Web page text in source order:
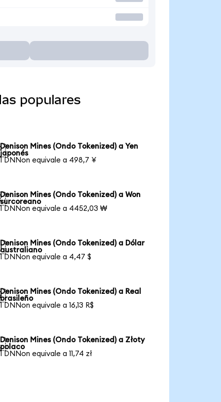
populares
Denison Mines (Ondo Tokenized) a Yen
japonés
1 DNNon equivale a 498,7 ¥
Denison Mines (Ondo Tokenized) a Won
surcoreano
1 DNNon equivale a 4452,03 ₩
Denison Mines (Ondo Tokenized) a Dólar
australiano
1 DNNon equivale a 4,47 $
Denison Mines (Ondo Tokenized) a Real
brasileño
1 DNNon equivale a 16,13 R$
Denison Mines (Ondo Tokenized) a Złoty
polaco
1 DNNon equivale a 11,74 zł